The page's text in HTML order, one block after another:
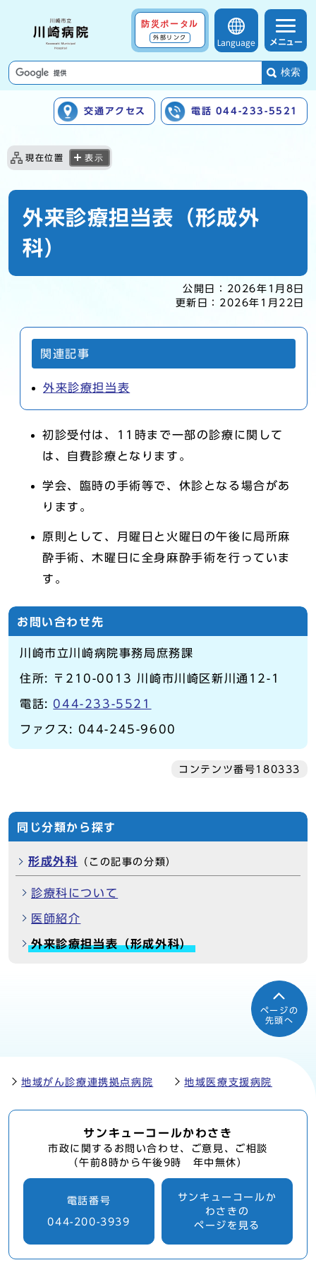
防災ポータル
外部リンク
Language メニュー
検索
交通アクセス 電話 044-233-5521
現在位置 表示
外来診療担当表（形成外
科）
公開日：
2026年1月8日
更新日： 2026年1月22日
関連記事
外来診療担当表
初診受付は、11時まで一部の診療に関して
は、自費診療となります。
学会、臨時の手術等で、休診となる場合があ
ります。
原則として、月曜日と火曜日の午後に局所麻
酔手術、木曜日に全身麻酔手術を行っていま
す。
お問い合わせ先
川崎市立川崎病院事務局庶務課
住所: 〒210-0013 川崎市川崎区新川通12-1
電話: 044-233-5521
ファクス: 044-245-9600
コンテンツ番号180333
同じ分類から探す
形成外科 （この記事の分類）
診療科について
医師紹介
外来診療担当表（形成外科）
ページの
先頭へ
地域がん診療連携拠点病院 地域医療支援病院
サンキューコールかわさき
市政に関するお問い合わせ、ご意見、ご相談
（午前8時から午後9時 年中無休）
電話番号
044-200-3939
サンキューコールか
わさきの
ページを見る